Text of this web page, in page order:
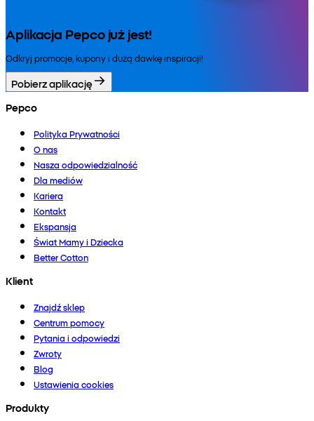
Aplikacja Pepco już jest!
Odkryj promocje, kupony i dużą dawkę inspiracji!
Pobierz aplikację
Pepco
Polityka Prywatności
O nas
Nasza odpowiedzialność
Dla mediów
Kariera
Kontakt
Ekspansja
Świat Mamy i Dziecka
Better Cotton
Klient
Znajdź sklep
Centrum pomocy
Pytania i odpowiedzi
Zwroty
Blog
Ustawienia cookies
Produkty